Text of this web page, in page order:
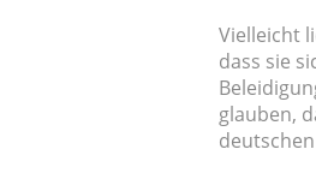
Vielleicht
dass sie
glauben,